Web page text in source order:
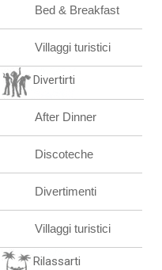
Bed & Breakfast
Villaggi turistici
Divertirti
After Dinner
Discoteche
Divertimenti
Villaggi turistici
Rilassarti